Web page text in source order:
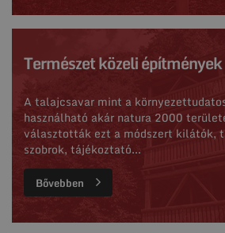
Természet közeli építmények
A talajcsavar mint a
használható akár natura 2000
választották ezt a módszert kilátók,
szobrok, tájékoztató...
Bővebben